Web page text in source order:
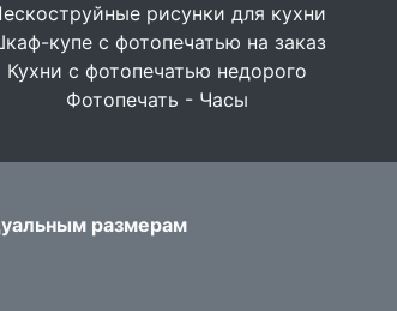
рисунки для кухни
купе с фотопечатью на заказ
Кухни с фотопечатью недорого
Фотопечать - Часы
размерам